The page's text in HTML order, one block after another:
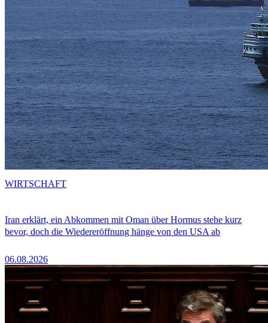
Iran erklärt, ein Abkommen mit Oman über Hormus stehe kurz
bevor, doch die Wiedereröffnung hänge von den USA ab
06.08.2026
WIRTSCHAFT